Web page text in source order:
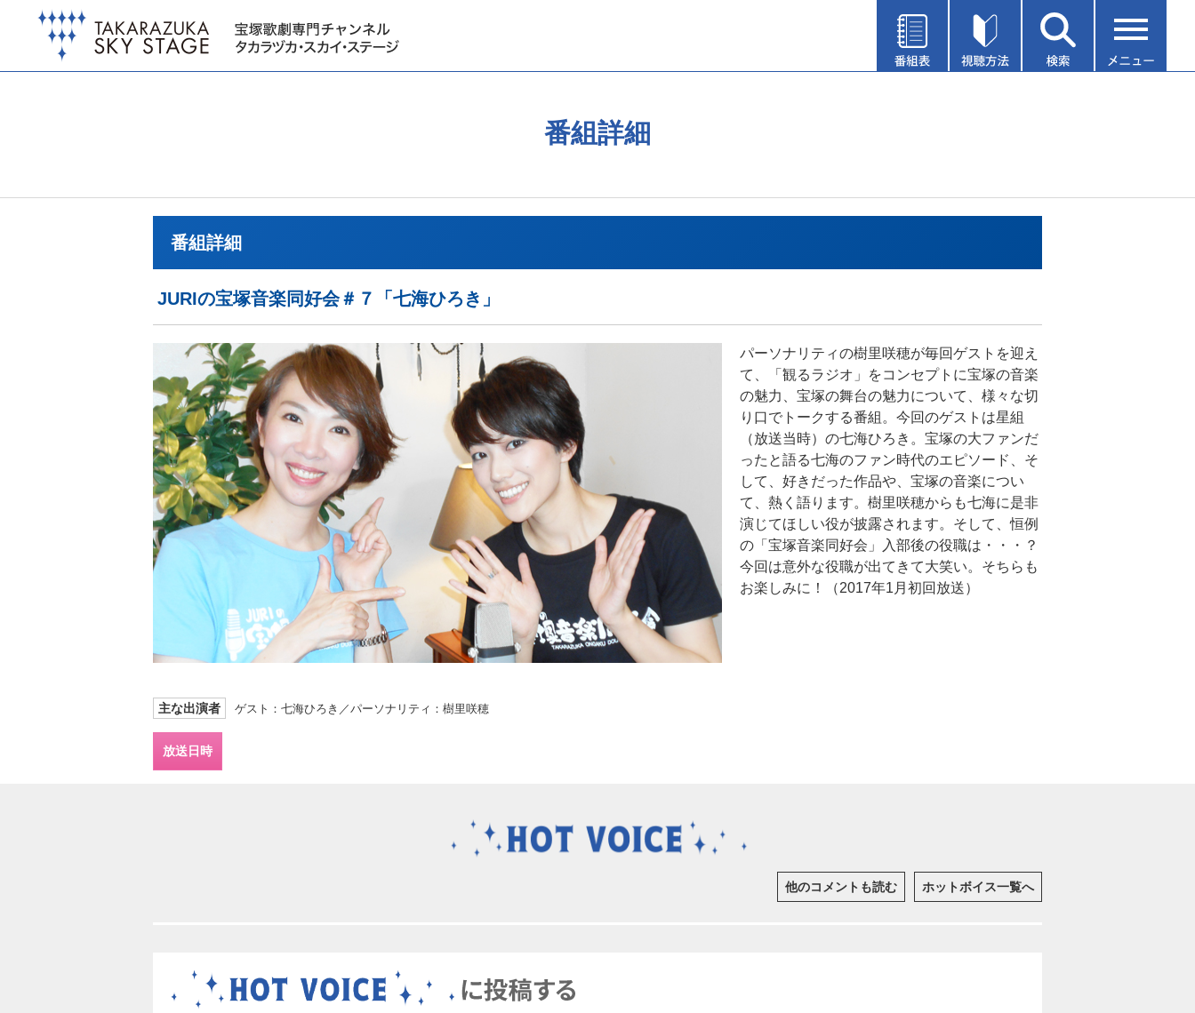
番組詳細
番組詳細
JURIの宝塚音楽同好会＃７「七海ひろき」
パーソナリティの樹里咲穂が毎回ゲストを迎え
て、「観るラジオ」をコンセプトに宝塚の音楽
の魅力、宝塚の舞台の魅力について、様々な切
り口でトークする番組。今回のゲストは星組
（放送当時）の七海ひろき。宝塚の大ファンだ
ったと語る七海のファン時代のエピソード、そ
して、好きだった作品や、宝塚の音楽につい
て、熱く語ります。樹里咲穂からも七海に是非
演じてほしい役が披露されます。そして、恒例
の「宝塚音楽同好会」入部後の役職は・・・？
今回は意外な役職が出てきて大笑い。そちらも
お楽しみに！（2017年1月初回放送）
主な出演者 ゲスト：七海ひろき／パーソナリティ：樹里咲穂
放送日時
他のコメントも読む ホットボイス一覧へ